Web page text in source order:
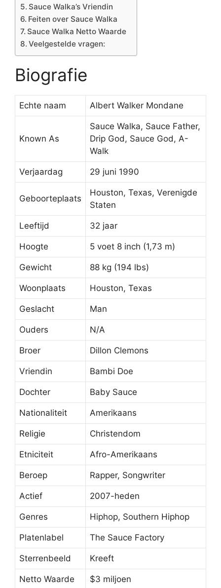
Sauce Walka’s Vriendin
Feiten over Sauce Walka
Sauce Walka Netto Waarde
Veelgestelde vragen:
Biografie
Echte naam Albert Walker Mondane
Known As
Sauce Walka, Sauce Father,
Drip God, Sauce God, A-
Walk
Verjaardag 29 juni 1990
Geboorteplaats
Houston, Texas, Verenigde
Staten
Leeftijd 32 jaar
Hoogte 5 voet 8 inch (1,73 m)
Gewicht 88 kg (194 lbs)
Woonplaats Houston, Texas
Geslacht Man
Ouders N/A
Broer Dillon Clemons
Vriendin Bambi Doe
Dochter Baby Sauce
Nationaliteit Amerikaans
Religie Christendom
Etniciteit Afro-Amerikaans
Beroep Rapper, Songwriter
Actief 2007-heden
Genres Hiphop, Southern Hiphop
Platenlabel The Sauce Factory
Sterrenbeeld Kreeft
Netto Waarde $3 miljoen